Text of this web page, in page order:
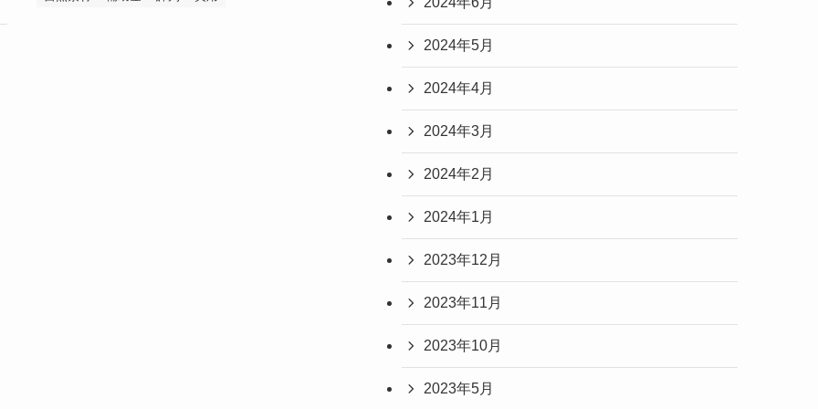
2024年5月
2024年4月
2024年3月
2024年2月
2024年1月
2023年12月
2023年11月
2023年10月
2023年5月